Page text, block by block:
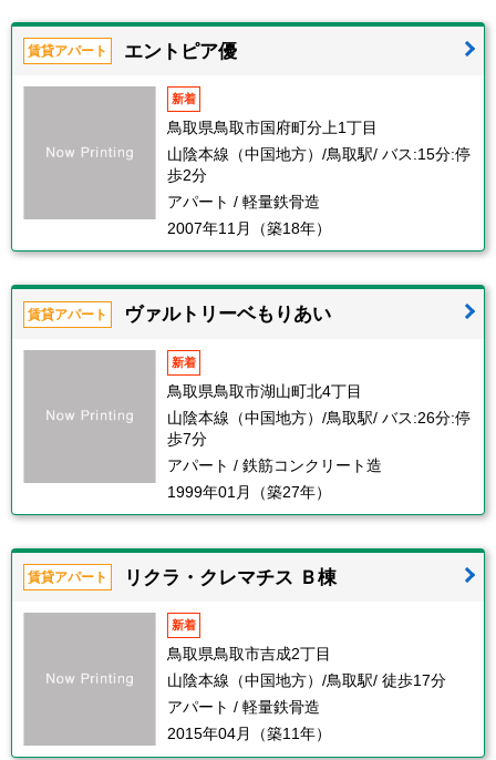
賃貸アパート エントピア優
新着
鳥取県鳥取市国府町分上1丁目
山陰本線（中国地方）/鳥取駅/ バス:15分:停
歩2分
アパート / 軽量鉄骨造
2007年11月（築18年）
賃貸アパート ヴァルトリーベもりあい
新着
鳥取県鳥取市湖山町北4丁目
山陰本線（中国地方）/鳥取駅/ バス:26分:停
歩7分
アパート / 鉄筋コンクリート造
1999年01月（築27年）
賃貸アパート リクラ・クレマチス Ｂ棟
新着
鳥取県鳥取市吉成2丁目
山陰本線（中国地方）/鳥取駅/ 徒歩17分
アパート / 軽量鉄骨造
2015年04月（築11年）